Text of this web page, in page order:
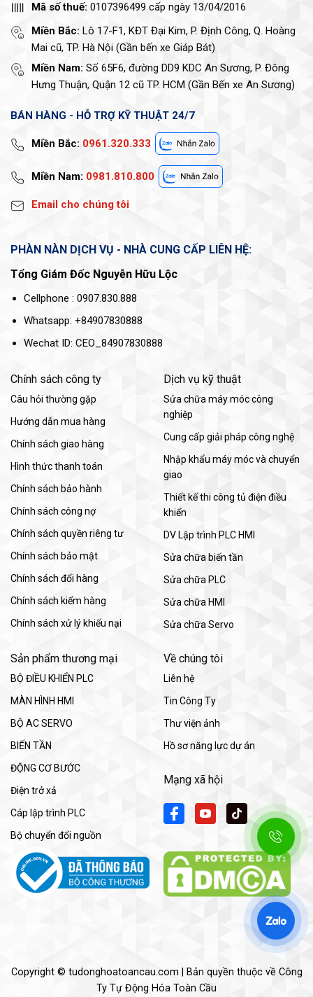
Mã số thuế: 0107396499 cấp ngày 13/04/2016
Miền Bắc: Lô 17-F1, KĐT Đại Kim, P. Định Công, Q. Hoàng
Mai cũ, TP. Hà Nội (Gần bến xe Giáp Bát)
Miền Nam: Số 65F6, đường DD9 KDC An Sương, P. Đông
Hưng Thuận, Quận 12 cũ TP. HCM (Gần Bến xe An Sương)
BÁN HÀNG - HỖ TRỢ KỸ THUẬT 24/7
Miền Bắc: 0961.320.333
Miền Nam: 0981.810.800
Email cho chúng tôi
PHÀN NÀN DỊCH VỤ - NHÀ CUNG CẤP LIÊN HỆ:
Tổng Giám Đốc Nguyễn Hữu Lộc
Cellphone : 0907.830.888
Whatsapp: +84907830888
Wechat ID: CEO_84907830888
Chính sách công ty
Câu hỏi thường gặp
Hướng dẫn mua hàng
Chính sách giao hàng
Hình thức thanh toán
Chính sách bảo hành
Chính sách công nợ
Chính sách quyền riêng tư
Chính sách bảo mật
Chính sách đổi hàng
Chính sách kiểm hàng
Chính sách xử lý khiếu nại
Dịch vụ kỹ thuật
Sửa chữa máy móc công
nghiệp
Cung cấp giải pháp công nghệ
Nhập khẩu máy móc và chuyển
giao
Thiết kế thi công tủ điện điều
khiển
DV Lập trình PLC HMI
Sửa chữa biến tần
Sửa chữa PLC
Sửa chữa HMI
Sửa chữa Servo
Sản phẩm thương mại
BỘ ĐIỀU KHIỂN PLC
MÀN HÌNH HMI
BỘ AC SERVO
BIẾN TẦN
ĐỘNG CƠ BƯỚC
Điện trở xả
Cáp lập trình PLC
Bộ chuyển đổi nguồn
Về chúng tôi
Liên hệ
Tin Công Ty
Thư viện ảnh
Hồ sơ năng lực dự án
Mạng xã hội
Copyright © tudonghoatoancau.com | Bản quyền thuộc về Công
Ty Tự Động Hóa Toàn Cầu